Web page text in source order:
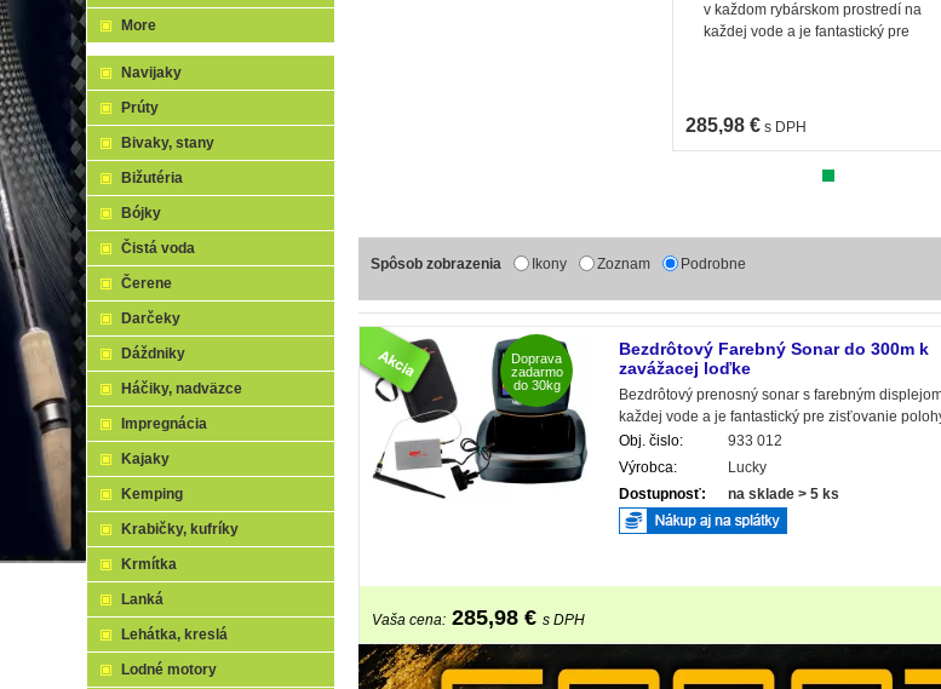
v každom rybárskom prostredí na
každej vode a je fantastický pre
285,98 € s DPH
Spôsob zobrazenia Ikony Zoznam Podrobne
Bezdrôtový Farebný Sonar do 300m k
zavážacej loďke
Bezdrôtový prenosný sonar s farebným
každej vode a je fantastický pre zisťovanie
Obj. čislo:
933 012
Výrobca:
Lucky
Dostupnosť:
na sklade > 5 ks
Vaša cena: 285,98 € s DPH
Doprava
zadarmo
do 30kg
More
Navijaky
Prúty
Bivaky, stany
Bižutéria
Bójky
Čistá voda
Čerene
Darčeky
Dáždniky
Háčiky, nadväzce
Impregnácia
Kajaky
Kemping
Krabičky, kufríky
Krmítka
Lanká
Lehátka, kreslá
Lodné motory